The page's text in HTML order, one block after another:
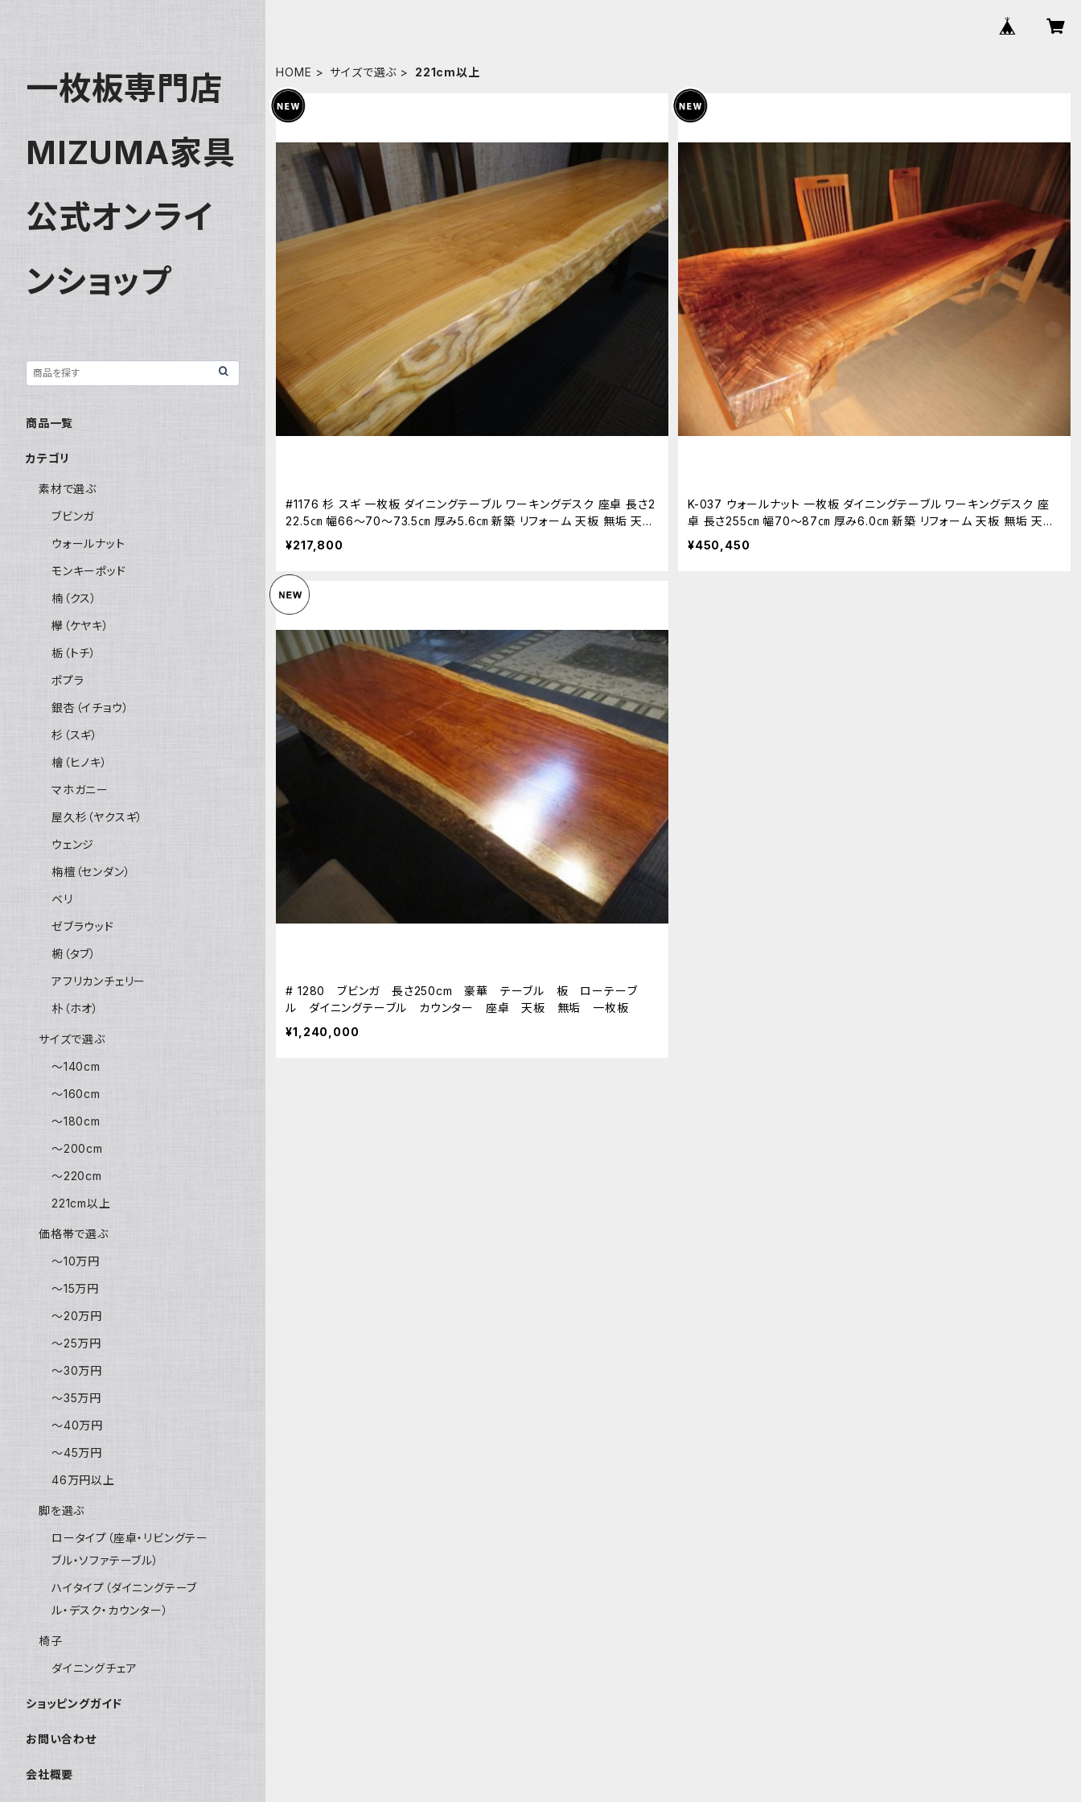
HOME サイズで選ぶ 221cm以上
#1176 杉 スギ 一枚板 ダイニングテーブル ワーキングデスク 座卓 長さ2
22.5㎝ 幅66～70～73.5㎝ 厚み5.6㎝ 新築 リフォーム 天板 無垢 天然
木
¥217,800
K-037 ウォールナット 一枚板 ダイニングテーブル ワーキングデスク 座
卓 長さ255㎝ 幅70～87㎝ 厚み6.0㎝ 新築 リフォーム 天板 無垢 天然
木
¥450,450
# 1280 ブビンガ 長さ250cm 豪華 テーブル 板 ローテーブ
ル ダイニングテーブル カウンター 座卓 天板 無垢 一枚板
¥1,240,000
一枚板専門店
MIZUMA家具
公式オンライ
ンショップ
商品一覧
カテゴリ
素材で選ぶ
ブビンガ
ウォールナット
モンキーポッド
楠（クス）
欅（ケヤキ）
栃（トチ）
ポプラ
銀杏（イチョウ）
杉（スギ）
檜（ヒノキ）
マホガニー
屋久杉（ヤクスギ）
ウェンジ
栴檀（センダン）
ベリ
ゼブラウッド
椨（タブ）
アフリカンチェリー
朴（ホオ）
サイズで選ぶ
～140cm
～160cm
～180cm
～200cm
～220cm
221cm以上
価格帯で選ぶ
～10万円
～15万円
～20万円
～25万円
～30万円
～35万円
～40万円
～45万円
46万円以上
脚を選ぶ
ロータイプ（座卓・リビングテー
ブル・ソファテーブル）
ハイタイプ（ダイニングテーブ
ル・デスク・カウンター）
椅子
ダイニングチェア
ショッピングガイド
お問い合わせ
会社概要